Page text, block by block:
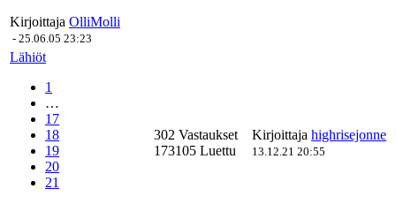
Kirjoittaja OlliMolli
- 25.06.05 23:23
Lähiöt
1
…
17
18
19
20
21
302 Vastaukset
173105 Luettu
Kirjoittaja highrisejonne
13.12.21 20:55